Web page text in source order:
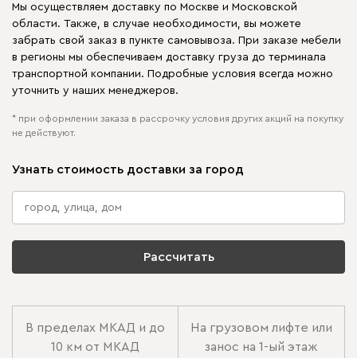
Мы осуществляем доставку по Москве и Московской
области. Также, в случае необходимости, вы можете
забрать свой заказ в пункте самовывоза. При заказе мебели
в регионы мы обеспечиваем доставку груза до терминала
транспортной компании. Подробные условия всегда можно
уточнить у наших менеджеров.
* при оформлении заказа в рассрочку условия других акций на покупку
не действуют.
Узнать стоимость доставки за город
Рассчитать
В пределах МКАД и до
10 км от МКАД
На грузовом лифте или
занос на 1-ый этаж